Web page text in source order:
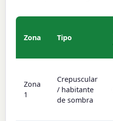
Zona Tipo
Zona
1
Crepuscular
/ habitante
de sombra